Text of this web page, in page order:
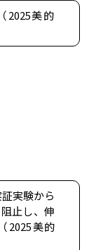
2025美的
実験から
止し、伸
2025美的